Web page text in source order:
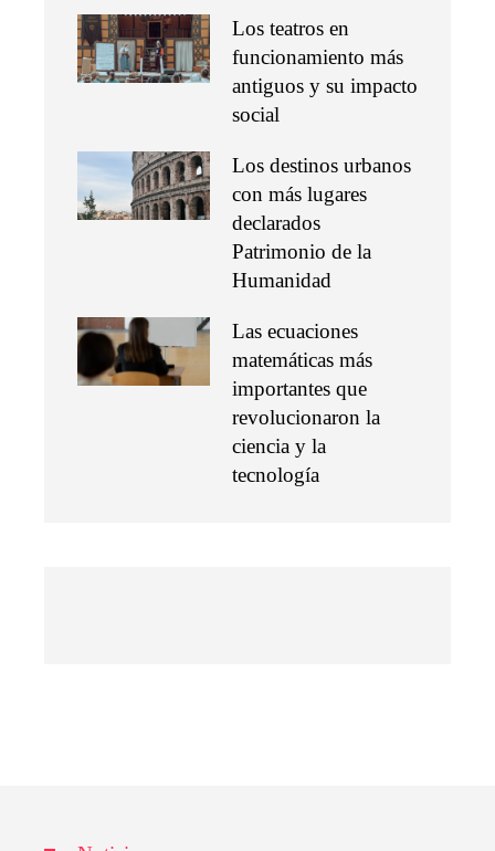
Los teatros en
funcionamiento más
antiguos y su impacto
social
Los destinos urbanos
con más lugares
declarados
Patrimonio de la
Humanidad
Las ecuaciones
matemáticas más
importantes que
revolucionaron la
ciencia y la
tecnología